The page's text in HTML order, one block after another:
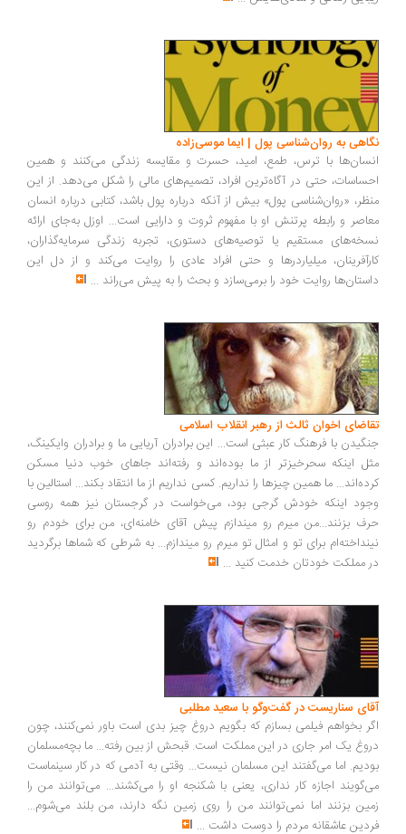
به روان‌شناسی پول | ایما موسی‌زاده
با ترس، طمع، امید، حسرت و مقایسه زندگی می‌کنند و همین
حتی در آگاه‌ترین افراد، تصمیم‌های مالی را شکل می‌دهد. از این
«روان‌شناسی پول» بیش از آنکه درباره پول باشد، کتابی درباره انسان
و رابطه پرتنش او با مفهوم ثروت و دارایی است... اوزل به‌جای ارائه
مستقیم یا توصیه‌های دستوری، تجربه زندگی سرمایه‌گذاران،
میلیاردرها و حتی افراد عادی را روایت می‌کند و از دل این
روایت خود را برمی‌سازد و بحث را به پیش می‌راند...
اخوان ثالث از رهبر انقلاب اسلامی
با فرهنگ کار عبثی است... این برادران آریایی ما و برادران وایکینگ،
اینکه سحرخیزتر از ما بوده‌اند و رفته‌اند جاهای خوب دنیا مسکن
ما همین چیزها را نداریم. کسی نداریم از ما انتقاد بکند... استالین با
اینکه خودش گرجی بود، می‌خواست در گرجستان نیز همه روسی
بزنند...من میرم رو میندازم پیش آقای خامنه‌ای، من برای خودم رو
برای تو و امثال تو میرم رو میندازم... به شرطی که شماها برگردید
مملکت خودتان خدمت کنید...
سناریست در گفت‌وگو با سعید مطلبی
بخواهم فیلمی بسازم که بگویم دروغ چیز بدی است باور نمی‌کنند، چون
یک امر جاری در این مملکت است. قبحش از بین رفته... ما بچه‌مسلمان
اما می‌گفتند این مسلمان نیست... وقتی به آدمی که در کار سینماست
اجازه کار نداری، یعنی با شکنجه او را می‌کشند... می‌توانند من را
بزنند اما نمی‌توانند من را روی زمین نگه دارند، من بلند می‌شوم...
عاشقانه مردم را دوست داشت ...